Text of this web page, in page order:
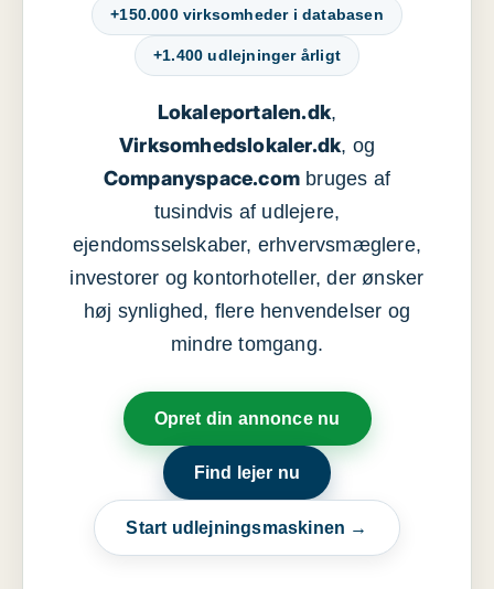
+150.000 virksomheder i databasen
+1.400 udlejninger årligt
Lokaleportalen.dk,
Virksomhedslokaler.dk, og
Companyspace.com bruges af
tusindvis af udlejere,
ejendomsselskaber, erhvervsmæglere,
investorer og kontorhoteller, der ønsker
høj synlighed, flere henvendelser og
mindre tomgang.
Opret din annonce nu
Find lejer nu
Start udlejningsmaskinen →